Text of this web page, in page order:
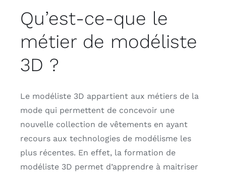
Qu’est-ce-que le
métier de modéliste
3D ?
Le modéliste 3D appartient aux métiers de la
mode qui permettent de concevoir une
nouvelle collection de vêtements en ayant
recours aux technologies de modélisme les
plus récentes. En effet, la formation de
modéliste 3D permet d’apprendre à maitriser